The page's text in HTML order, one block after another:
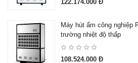
122.174.000 Đ
Máy hút ẩm công nghiệp
trường nhiệt độ thấp
108.524.000 Đ